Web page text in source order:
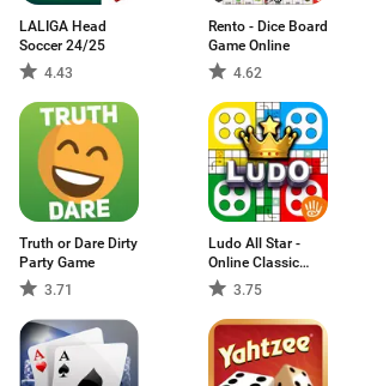
LALIGA Head
Soccer 24/25
4.43
Rento - Dice Board
Game Online
4.62
Truth or Dare Dirty
Party Game
3.71
Ludo All Star -
Online Classic
Board & Dice
Game
3.75